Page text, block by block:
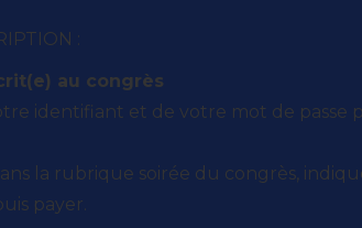
:
au congrès
identifiant et de votre mot de passe
la rubrique soirée du congrès,
payer.